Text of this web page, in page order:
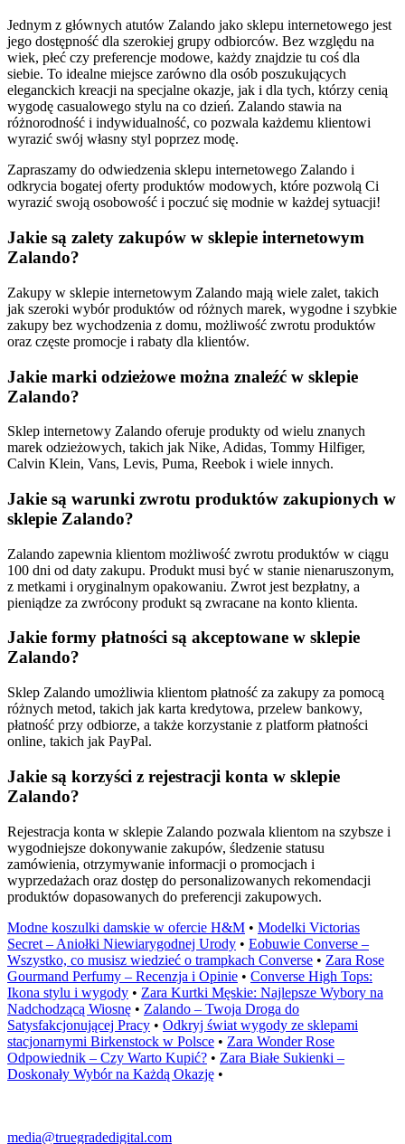
Jednym z głównych atutów Zalando jako sklepu internetowego jest
jego dostępność dla szerokiej grupy odbiorców. Bez względu na
wiek, płeć czy preferencje modowe, każdy znajdzie tu coś dla
siebie. To idealne miejsce zarówno dla osób poszukujących
eleganckich kreacji na specjalne okazje, jak i dla tych, którzy cenią
wygodę casualowego stylu na co dzień. Zalando stawia na
różnorodność i indywidualność, co pozwala każdemu klientowi
wyrazić swój własny styl poprzez modę.
Zapraszamy do odwiedzenia sklepu internetowego Zalando i
odkrycia bogatej oferty produktów modowych, które pozwolą Ci
wyrazić swoją osobowość i poczuć się modnie w każdej sytuacji!
Jakie są zalety zakupów w sklepie internetowym
Zalando?
Zakupy w sklepie internetowym Zalando mają wiele zalet, takich
jak szeroki wybór produktów od różnych marek, wygodne i szybkie
zakupy bez wychodzenia z domu, możliwość zwrotu produktów
oraz częste promocje i rabaty dla klientów.
Jakie marki odzieżowe można znaleźć w sklepie
Zalando?
Sklep internetowy Zalando oferuje produkty od wielu znanych
marek odzieżowych, takich jak Nike, Adidas, Tommy Hilfiger,
Calvin Klein, Vans, Levis, Puma, Reebok i wiele innych.
Jakie są warunki zwrotu produktów zakupionych w
sklepie Zalando?
Zalando zapewnia klientom możliwość zwrotu produktów w ciągu
100 dni od daty zakupu. Produkt musi być w stanie nienaruszonym,
z metkami i oryginalnym opakowaniu. Zwrot jest bezpłatny, a
pieniądze za zwrócony produkt są zwracane na konto klienta.
Jakie formy płatności są akceptowane w sklepie
Zalando?
Sklep Zalando umożliwia klientom płatność za zakupy za pomocą
różnych metod, takich jak karta kredytowa, przelew bankowy,
płatność przy odbiorze, a także korzystanie z platform płatności
online, takich jak PayPal.
Jakie są korzyści z rejestracji konta w sklepie
Zalando?
Rejestracja konta w sklepie Zalando pozwala klientom na szybsze i
wygodniejsze dokonywanie zakupów, śledzenie statusu
zamówienia, otrzymywanie informacji o promocjach i
wyprzedażach oraz dostęp do personalizowanych rekomendacji
produktów dopasowanych do preferencji zakupowych.
Modne koszulki damskie w ofercie H&M • Modelki Victorias
Secret – Aniołki Niewiarygodnej Urody • Eobuwie Converse –
Wszystko, co musisz wiedzieć o trampkach Converse • Zara Rose
Gourmand Perfumy – Recenzja i Opinie • Converse High Tops:
Ikona stylu i wygody • Zara Kurtki Męskie: Najlepsze Wybory na
Nadchodzącą Wiosnę • Zalando – Twoja Droga do
Satysfakcjonującej Pracy • Odkryj świat wygody ze sklepami
stacjonarnymi Birkenstock w Polsce • Zara Wonder Rose
Odpowiednik – Czy Warto Kupić? • Zara Białe Sukienki –
Doskonały Wybór na Każdą Okazję •
media@truegradedigital.com